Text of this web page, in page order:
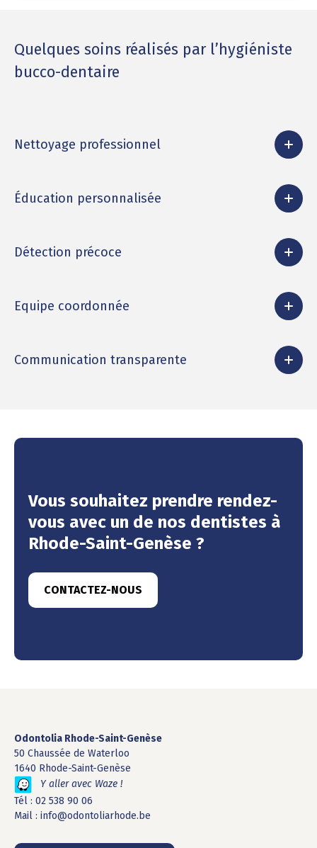
Quelques soins réalisés par l’hygiéniste
bucco-dentaire
Nettoyage professionnel
Éducation personnalisée
Détection précoce
Equipe coordonnée
Communication transparente
Vous souhaitez prendre rendez-
vous avec un de nos dentistes à
Rhode-Saint-Genèse ?
CONTACTEZ-NOUS
Odontolia Rhode-Saint-Genèse
50 Chaussée de Waterloo
1640 Rhode-Saint-Genèse
Y aller avec Waze !
Tél : 02 538 90 06
Mail : info@odontoliarhode.be